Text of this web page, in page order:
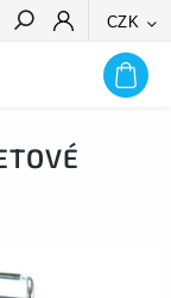
CZK
HLEDAT